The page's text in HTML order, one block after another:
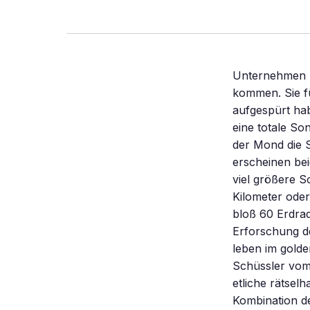
Unternehmen Sie mit uns eine aufregende Expedition, bei der Sie der Sonne ganz nah kommen. Sie führt durch riesige Tornados, die Forscher erst im vergangenen Sommer aufgespürt haben und endet tief im Inneren des brodelnden Plasmaballs. Wer jemals eine totale Sonnenfinsternis erlebt hat, wird dieses Schauspiel nie vergessen: Kaum hat der Mond die Sonne bedeckt, herrscht mitten am Tag tiefe Dämmerung. Zwar erscheinen beide Körper am Himmel gleich groß, doch das ist eine Täuschung. Denn die viel größere Sonne ist auch viel weiter entfernt. Durchschnittlich 149,6 Millionen Kilometer oder 23 481 Erdradien sind es bis dorthin. Die Mondfahrer mussten dagegen bloß 60 Erdradien weit zum Erdtrabanten reisen. Trotz des großen Abstands hat die Erforschung der Sonne in den vergangenen Jahren enorme Fortschritte gemacht. „Wir leben im goldenen Zeitalter der Sonnenforschung”, sagt der Astrophysiker Manfred Schüssler vom Max-Planck-Institut für Sonnensystemforschung. „Wir verstehen nun etliche rätselhafte Vorgänge auf der Sonne viel besser. Das liegt vor allem an der Kombination der schärferen Bilder von neuen Sonnenobservatorien mit mittlerweile deutlich besseren Computersimulationen.” Eine virtuelle Expedition bild der wissenschaft möchte Sie auf eine virtuelle Reise zur Sonne einladen. Dabei wird es auch um die Liaison unseres Heimatplaneten mit seinem Tagesgestirn gehen: Wie steht es beispielsweise um die Wirkung der Sonne auf das irdische Klima? Wissenschaftler haben historische Wetterdaten analysiert, die Hinweise darauf geben. Und es wird vom „Weltraumwetter” die Rede sein, das Satelliten